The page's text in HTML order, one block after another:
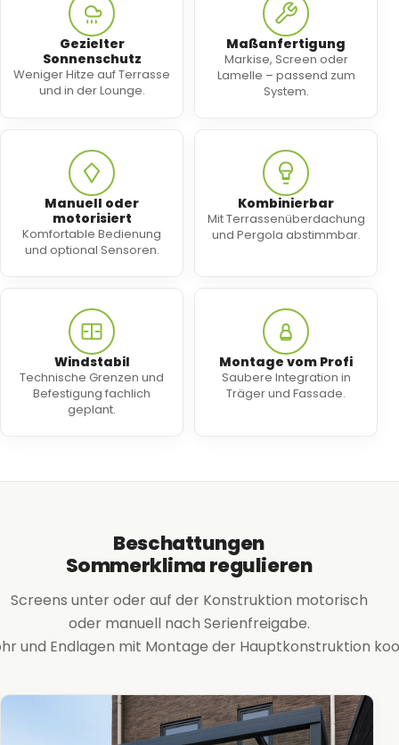
Gezielter
Sonnenschutz
Weniger Hitze auf Terrasse
und in der Lounge.
Maßanfertigung
Markise, Screen oder
Lamelle – passend zum
System.
Manuell oder
motorisiert
Komfortable Bedienung
und optional Sensoren.
Kombinierbar
Mit Terrassenüberdachung
und Pergola abstimmbar.
Windstabil
Technische Grenzen und
Befestigung fachlich
geplant.
Montage vom Profi
Saubere Integration in
Träger und Fassade.
Beschattungen
Sommerklima regulieren
Screens unter oder auf der Konstruktion motorisch
oder manuell nach Serienfreigabe.
und Endlagen mit Montage der Hauptkonstruktion